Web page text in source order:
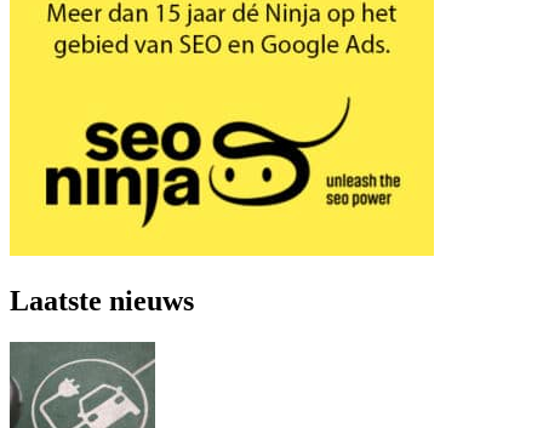
Laatste nieuws